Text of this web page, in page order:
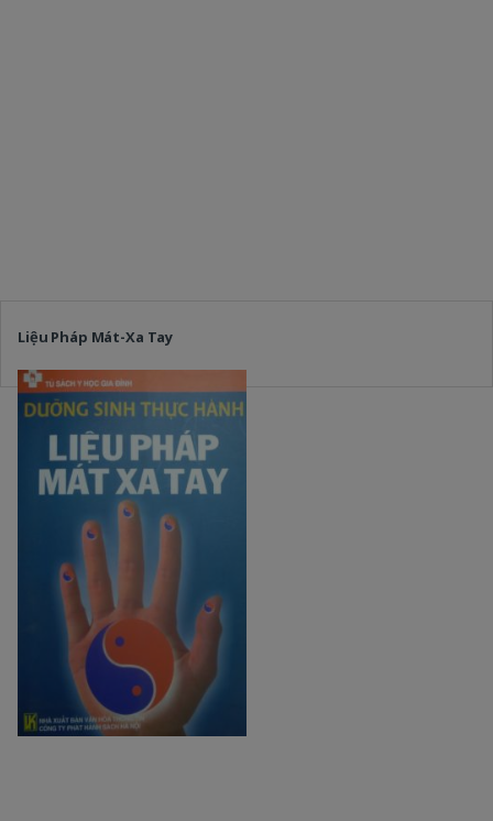
Liệu Pháp Mát-Xa Tay